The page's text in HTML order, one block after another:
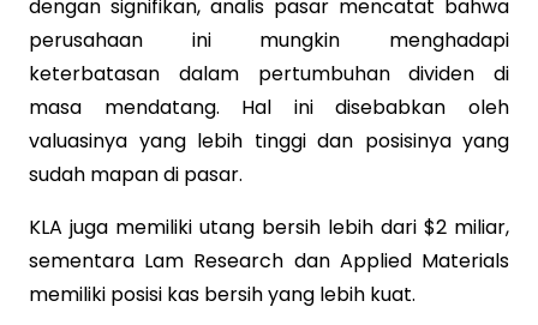
dengan signifikan, analis pasar mencatat bahwa
perusahaan ini mungkin menghadapi
keterbatasan dalam pertumbuhan dividen di
masa mendatang. Hal ini disebabkan oleh
valuasinya yang lebih tinggi dan posisinya yang
sudah mapan di pasar.
KLA juga memiliki utang bersih lebih dari $2 miliar,
sementara Lam Research dan Applied Materials
memiliki posisi kas bersih yang lebih kuat.